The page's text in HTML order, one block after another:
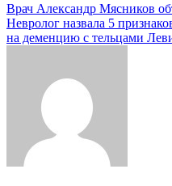
Навигация
по
Врач Александр Мясников
Невролог назвала 5
на деменцию с тельцами